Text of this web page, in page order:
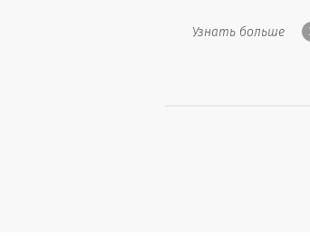
Узнать больше